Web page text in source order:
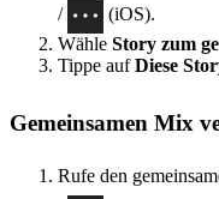
/
(iOS).
Wähle Story zum
Tippe aufDiese
Gemeinsamen Mix
Rufe den